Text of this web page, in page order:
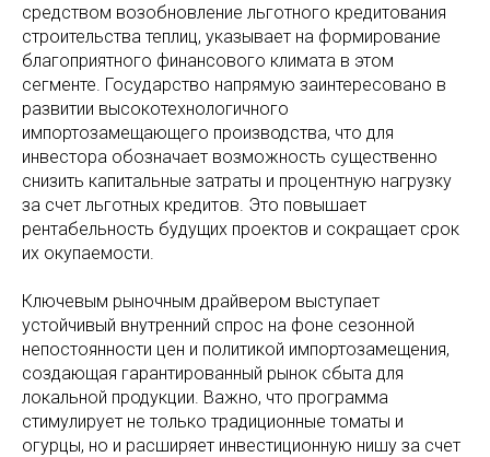
средством возобновление льготного кредитования
строительства теплиц, указывает на формирование
благоприятного финансового климата в этом
сегменте. Государство напрямую заинтересовано в
развитии высокотехнологичного
импортозамещающего производства, что для
инвестора обозначает возможность существенно
снизить капитальные затраты и процентную нагрузку
за счет льготных кредитов. Это повышает
рентабельность будущих проектов и сокращает срок
их окупаемости.
Ключевым рыночным драйвером выступает
устойчивый внутренний спрос на фоне сезонной
непостоянности цен и политикой импортозамещения,
создающая гарантированный рынок сбыта для
локальной продукции. Важно, что программа
стимулирует не только традиционные томаты и
огурцы, но и расширяет инвестиционную нишу за счет